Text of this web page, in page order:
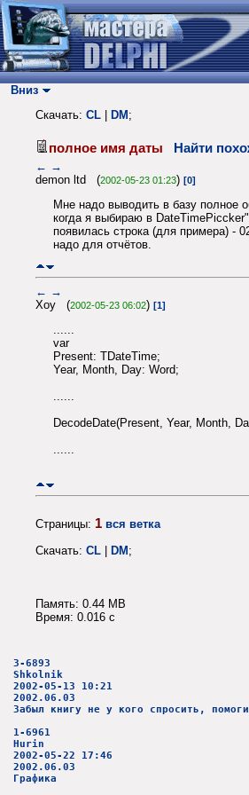
Вниз
Скачать: CL DM ;
полное имя даты Найти
← →
demon ltd (2002-05-23 01:23) [0]
Мне надо выводить в базу полное
когда я выбираю в
появилась строка (для примера) -
надо для отчётов.
← →
Xoy (2002-05-23 06:02) [1]
......
var
Present: TDateTime;
Year, Month, Day: Word;
......
DecodeDate(Present, Year, Month,
......
Страницы: 1 вся ветка
Скачать: CL DM ;
Память: 0.44 MB
Время: 0.016 c
3-6893
Shkolnik
2002-05-13 10:21
2002.06.03
Забыл книгу не у кого спросить,
1-6961
Hurin
2002-05-22 17:46
2002.06.03
Графика